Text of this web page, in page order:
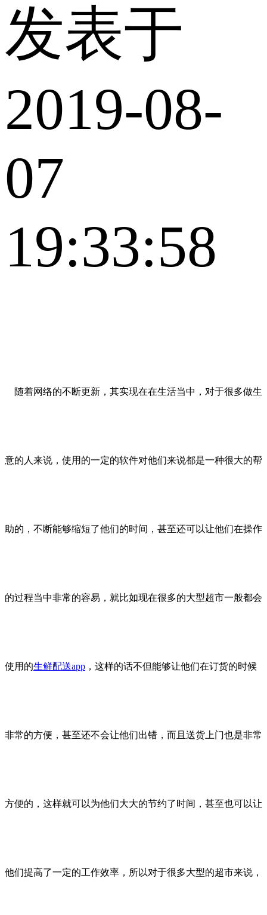
发表于
2019-08-
07
19:33:58
随着网络的不断更新，其实现在在生活当中，对于很多做生
意的人来说，使用的一定的软件对他们来说都是一种很大的帮
助的，不断能够缩短了他们的时间，甚至还可以让他们在操作
的过程当中非常的容易，就比如现在很多的大型超市一般都会
使用的生鲜配送app ，这样的话不但能够让他们在订货的时候
非常的方便，甚至还不会让他们出错，而且送货上门也是非常
方便的，这样就可以为他们大大的节约了时间，甚至也可以让
他们提高了一定的工作效率，所以对于很多大型的超市来说，